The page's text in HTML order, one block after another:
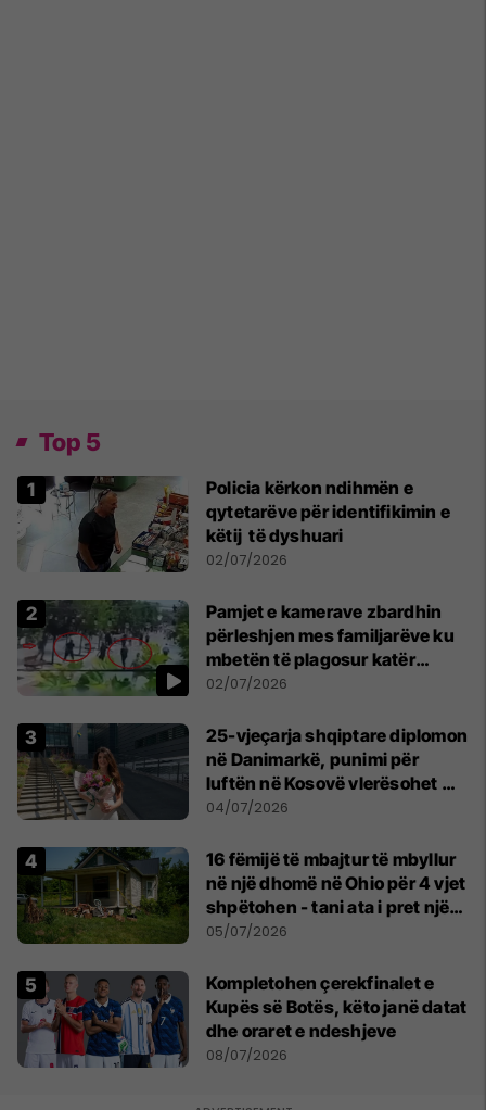
Top 5
Policia kërkon ndihmën e
qytetarëve për identifikimin e
këtij të dyshuari
02/07/2026
Pamjet e kamerave zbardhin
përleshjen mes familjarëve ku
mbetën të plagosur katër
persona
02/07/2026
25-vjeçarja shqiptare diplomon
në Danimarkë, punimi për
luftën në Kosovë vlerësohet me
notën më të lartë
04/07/2026
16 fëmijë të mbajtur të mbyllur
në një dhomë në Ohio për 4 vjet
shpëtohen - tani ata i pret një
sfidë e madhe
05/07/2026
Kompletohen çerekfinalet e
Kupës së Botës, këto janë datat
dhe oraret e ndeshjeve
08/07/2026